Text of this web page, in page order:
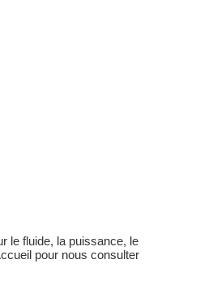
le fluide, la puissance, le
pour nous consulter